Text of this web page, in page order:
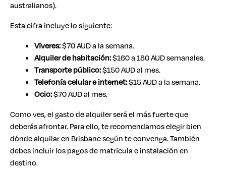
australianos).
Esta cifra incluye lo siguiente:
Víveres:$70 AUD a la semana.
Alquiler de habitación:$160 a 180 AUD semanales.
Transporte público:$150 AUD al mes.
Telefonía celular e internet:$15 AUD a la semana.
Ocio:$70 AUD al mes.
Como ves, el gasto de alquiler será el más fuerte que
deberás afrontar. Para ello, te recomendamos elegir bien
dónde alquilar en Brisbanesegún te convenga. También
debes incluir los pagos de matrícula e instalación en
destino.